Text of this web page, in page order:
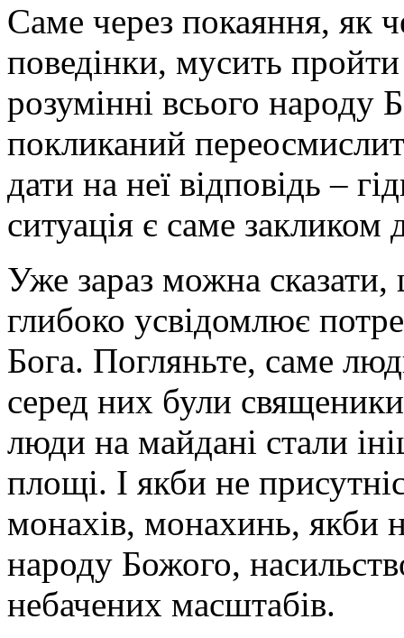
Саме через покаяння, як
поведінки, мусить
розумінні всього
покликаний
дати на неї відповідь –
ситуація є саме закликом
Уже зараз можна
глибоко усвідомлює
Бога. Погляньте, саме
серед них були
люди на майдані стали
площі. І якби не
монахів, монахинь, якби
народу Божого,
небачених масштабів.